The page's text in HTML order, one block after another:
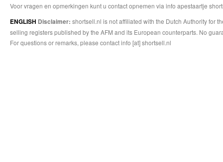
Voor vragen en opmerkingen kunt u contact opnemen via info apestaartje
ENGLISH Disclaimer: shortsell.nl is not affiliated with the Dutch Authority for
selling registers published by the AFM and its European counterparts. No
For questions or remarks, please contact info [at] shortsell.nl